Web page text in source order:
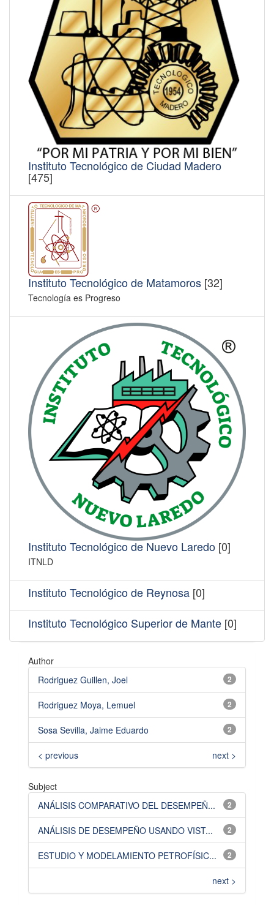
Instituto Tecnológico de Ciudad Madero
[475]
Instituto Tecnológico de Matamoros [32]
Tecnología es Progreso
Instituto Tecnológico de Nuevo Laredo [0]
ITNLD
Instituto Tecnológico de Reynosa [0]
Instituto Tecnológico Superior de Mante [0]
Author
2
Rodriguez Guillen, Joel
2
Rodriguez Moya, Lemuel
2
Sosa Sevilla, Jaime Eduardo
< previous next >
Subject
2
ANÁLISIS COMPARATIVO DEL DESEMPEÑ...
2
ANÁLISIS DE DESEMPEÑO USANDO VIST...
2
ESTUDIO Y MODELAMIENTO PETROFÍSIC...
next >